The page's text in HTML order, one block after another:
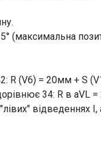
(максимальна
R (V6) = 20мм + S
34: R в aVL
відведеннях I,